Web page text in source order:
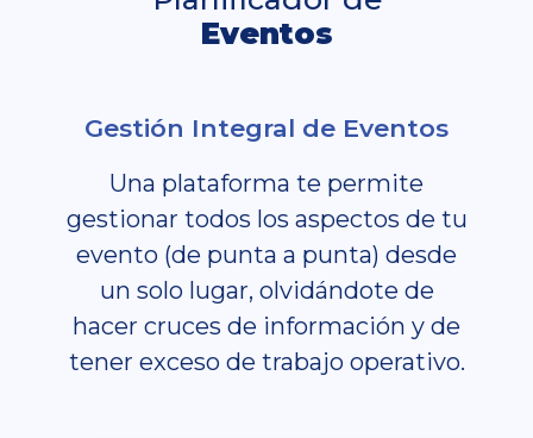
Eventos
Gestión Integral de Eventos
Una plataforma te permite
gestionar todos los aspectos de tu
evento (de punta a punta) desde
un solo lugar, olvidándote de
hacer cruces de información y de
tener exceso de trabajo operativo.